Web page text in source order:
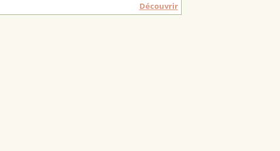
Découvrir